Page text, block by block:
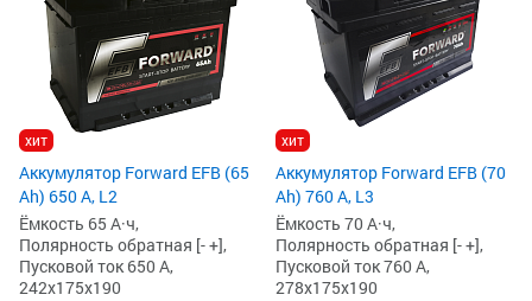
хит
Аккумулятор Forward EFB (65
Ah) 650 А, L2
Ёмкость 65 А·ч,
Полярность обратная [- +],
Пусковой ток 650 А,
242x175x190
хит
Аккумулятор Forward EFB (70
Ah) 760 А, L3
Ёмкость 70 А·ч,
Полярность обратная [- +],
Пусковой ток 760 А,
278x175x190